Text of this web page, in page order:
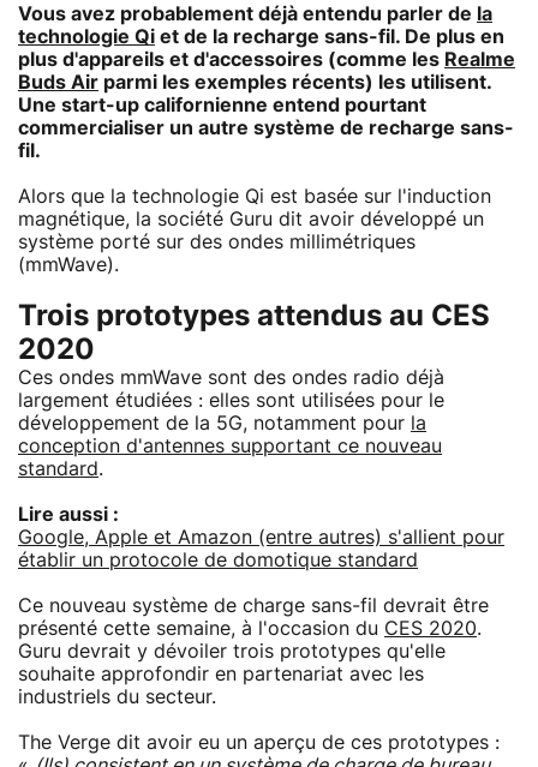
Vous avez probablement déjà entendu parler de la
technologie Qi et de la recharge sans-fil. De plus en
plus d'appareils et d'accessoires (comme les Realme
Buds Air parmi les exemples récents) les utilisent.
Une start-up californienne entend pourtant
commercialiser un autre système de recharge sans-
fil.
Alors que la technologie Qi est basée sur l'induction
magnétique, la société Guru dit avoir développé un
système porté sur des ondes millimétriques
(mmWave).
Trois prototypes attendus au CES
2020
Ces ondes mmWave sont des ondes radio déjà
largement étudiées : elles sont utilisées pour le
développement de la 5G, notamment pour la
conception d'antennes supportant ce nouveau
standard.
Lire aussi :
Google, Apple et Amazon (entre autres) s'allient pour
établir un protocole de domotique standard
Ce nouveau système de charge sans-fil devrait être
présenté cette semaine, à l'occasion du CES 2020.
Guru devrait y dévoiler trois prototypes qu'elle
souhaite approfondir en partenariat avec les
industriels du secteur.
The Verge dit avoir eu un aperçu de ces prototypes :